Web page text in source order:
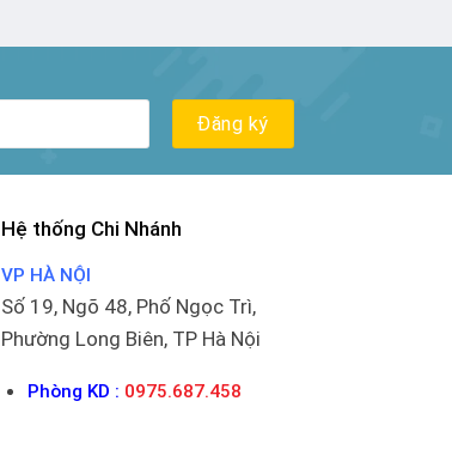
Hệ thống Chi Nhánh
VP HÀ NỘI
Số 19, Ngõ 48, Phố Ngọc Trì,
Phường Long Biên, TP Hà Nội
Phòng KD : 0975.687.458